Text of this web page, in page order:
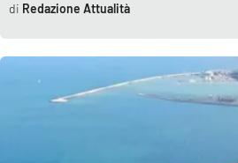
Redazione Attualità